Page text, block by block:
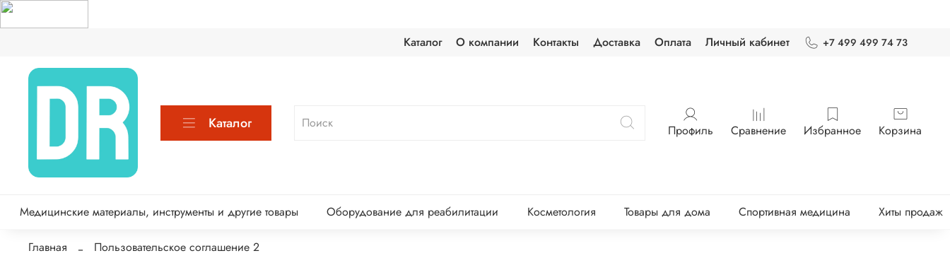
Каталог О компании Контакты Доставка Оплата Личный кабинет +7 499 499 74 73
Каталог Профиль Сравнение Избранное Корзина
Медицинские материалы, инструменты и другие товары Оборудование для реабилитации Косметология Товары для дома Спортивная медицина Хиты продаж
Главная Пользовательское соглашение 2